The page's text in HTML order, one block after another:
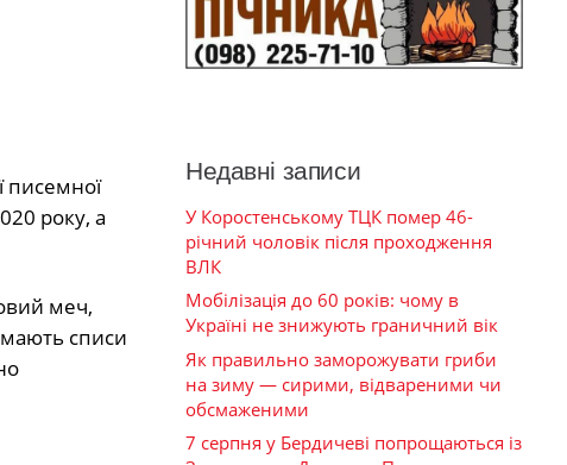
писемної
року, а
меч,
списи
Недавні записи
У Коростенському ТЦК помер 46-
річний чоловік після проходження
ВЛК
Мобілізація до 60 років: чому в
Україні не знижують граничний вік
Як правильно заморожувати гриби
на зиму — сирими, відвареними чи
обсмаженими
7 серпня у Бердичеві попрощаються із